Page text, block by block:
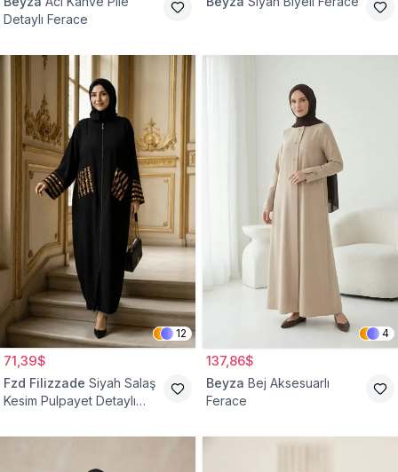
Detaylı Ferace
12
71,39$
Fzd Filizzade Siyah Salaş
Kesim Pulpayet Detaylı
4
137,86$
Beyza Bej Aksesuarlı
Ferace